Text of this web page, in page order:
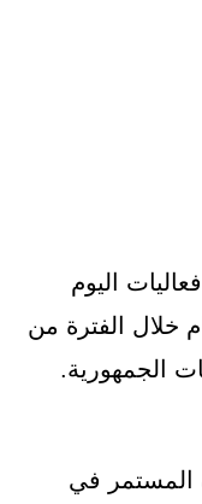
اليوم
والتي تقام خلال الفترة من
المستمر في